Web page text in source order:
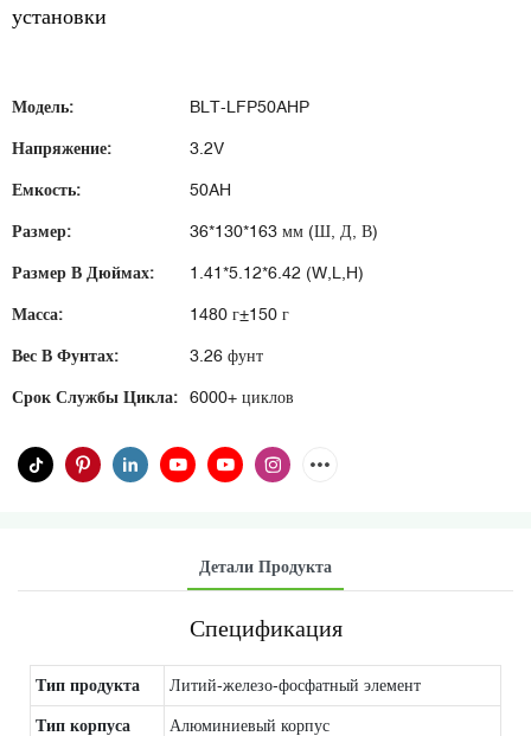
установки
Модель: BLT-LFP50AHP
Напряжение: 3.2V
Емкость: 50AH
Размер: 36*130*163 мм (Ш, Д, В)
Размер В Дюймах: 1.41*5.12*6.42 (W,L,H)
Масса: 1480 г±150 г
Вес В Фунтах: 3.26 фунт
Срок Службы Цикла: 6000+ циклов
Детали Продукта
Спецификация
Тип продукта Литий-железо-фосфатный элемент
Тип корпуса Алюминиевый корпус